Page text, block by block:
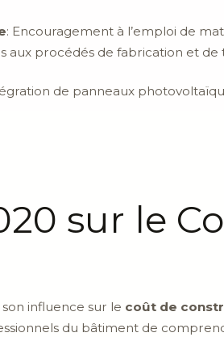
: Encouragement à l’emploi de
aux procédés de fabrication et de
de panneaux
sur le
influence sur le coût de
du bâtiment de